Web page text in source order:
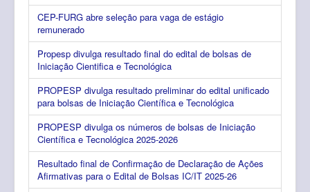
CEP-FURG abre seleção para vaga de estágio
remunerado
Propesp divulga resultado final do edital de bolsas de
Iniciação Cientifica e Tecnológica
PROPESP divulga resultado preliminar do edital unificado
para bolsas de Iniciação Científica e Tecnológica
PROPESP divulga os números de bolsas de Iniciação
Científica e Tecnológica 2025-2026
Resultado final de Confirmação de Declaração de Ações
Afirmativas para o Edital de Bolsas IC/IT 2025-26